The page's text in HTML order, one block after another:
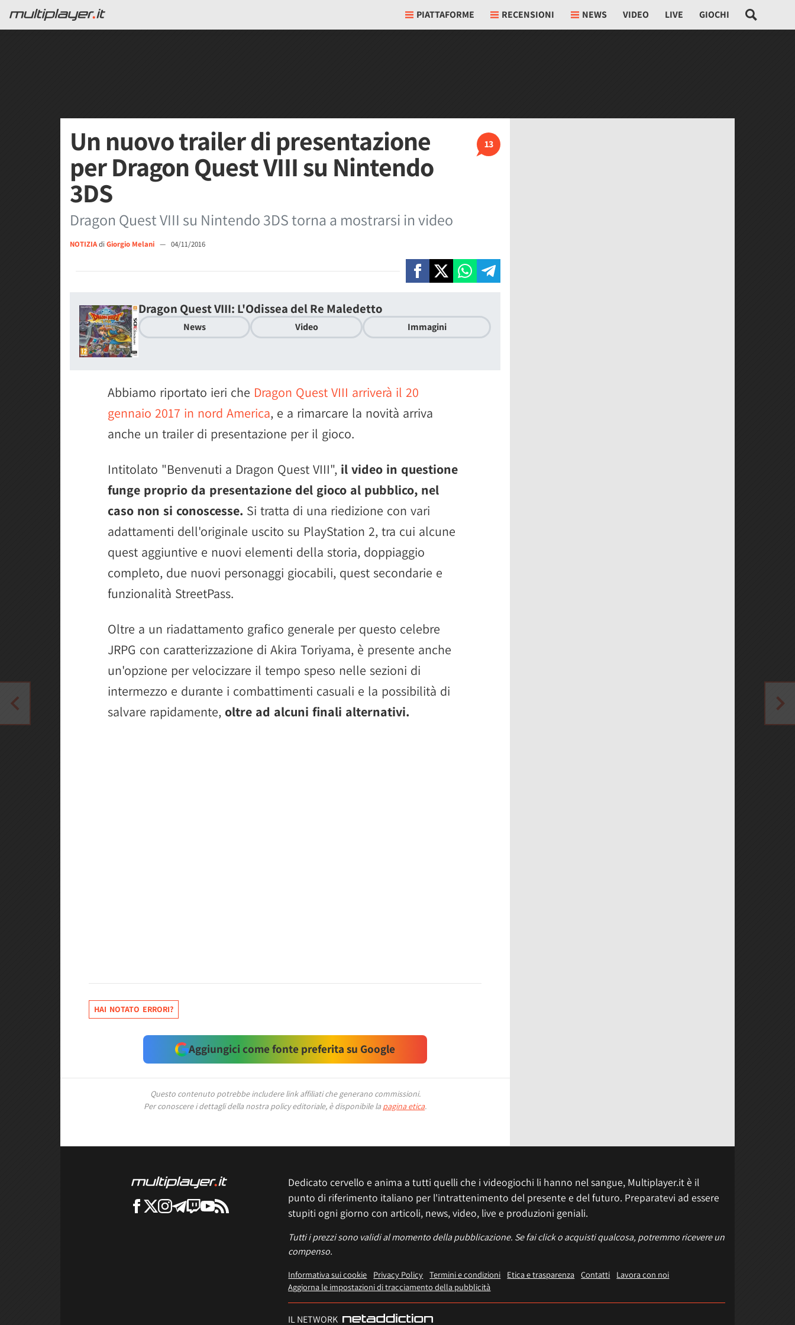
PIATTAFORME RECENSIONI NEWS VIDEO LIVE GIOCHI
13
Un nuovo trailer di presentazione
per Dragon Quest VIII su Nintendo
3DS
Dragon Quest VIII su Nintendo 3DS torna a mostrarsi in video
NOTIZIAdi Giorgio Melani — 04/11/2016
Dragon Quest VIII: L'Odissea del Re Maledetto
News Video Immagini
Abbiamo riportato ieri che Dragon Quest VIII arriverà il 20
gennaio 2017 in nord America, e a rimarcare la novità arriva
anche un trailer di presentazione per il gioco.
Intitolato "Benvenuti a Dragon Quest VIII", il video in questione
funge proprio da presentazione del gioco al pubblico, nel
caso non si conoscesse. Si tratta di una riedizione con vari
adattamenti dell'originale uscito su PlayStation 2, tra cui alcune
quest aggiuntive e nuovi elementi della storia, doppiaggio
completo, due nuovi personaggi giocabili, quest secondarie e
funzionalità StreetPass.
Oltre a un riadattamento grafico generale per questo celebre
JRPG con caratterizzazione di Akira Toriyama, è presente anche
un'opzione per velocizzare il tempo speso nelle sezioni di
intermezzo e durante i combattimenti casuali e la possibilità di
salvare rapidamente, oltre ad alcuni finali alternativi.
HAI NOTATO ERRORI?
Aggiungici come fonte preferita su Google
Questo contenuto potrebbe includere link affiliati che generano commissioni.
Per conoscere i dettagli della nostra policy editoriale, è disponibile la pagina etica.
Dedicato cervello e anima a tutti quelli che i videogiochi li hanno nel sangue, Multiplayer.it è il
punto di riferimento italiano per l'intrattenimento del presente e del futuro. Preparatevi ad essere
stupiti ogni giorno con articoli, news, video, live e produzioni geniali.
Tutti i prezzi sono validi al momento della pubblicazione. Se fai click o acquisti qualcosa, potremmo ricevere un
compenso.
Informativa sui cookie Privacy Policy Termini e condizioni Etica e trasparenza Contatti
Lavora con noi
Aggiorna le impostazioni di tracciamento della pubblicità
IL NETWORK